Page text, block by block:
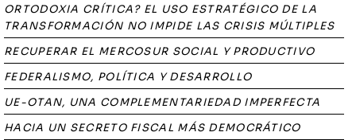
ORTODOXIA CRÍTICA? EL USO ESTRATÉGICO DE LA
TRANSFORMACIÓN NO IMPIDE LAS CRISIS MÚLTIPLES
RECUPERAR EL MERCOSUR SOCIAL Y PRODUCTIVO
FEDERALISMO, POLÍTICA Y DESARROLLO
UE-OTAN, UNA COMPLEMENTARIEDAD IMPERFECTA
HACIA UN SECRETO FISCAL MÁS DEMOCRÁTICO